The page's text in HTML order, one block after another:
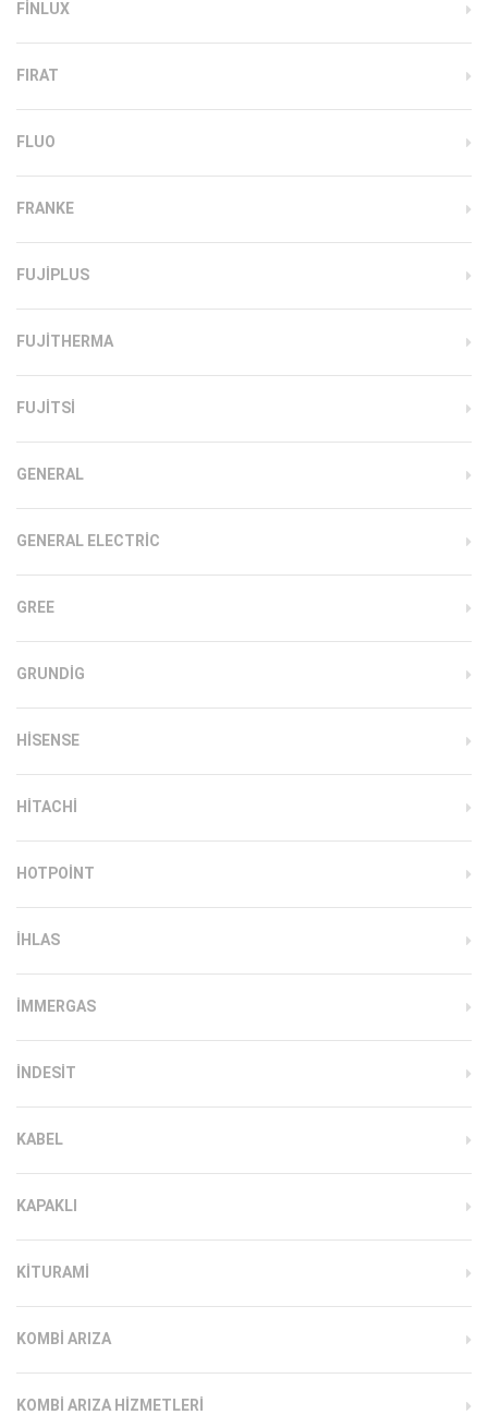
FINLUX
FIRAT
FLUO
FRANKE
FUJIPLUS
FUJITHERMA
FUJITSI
GENERAL
GENERAL ELECTRIC
GREE
GRUNDIG
HISENSE
HITACHI
HOTPOINT
IHLAS
İMMERGAS
INDESIT
KABEL
KAPAKLI
KITURAMI
KOMBI ARIZA
KOMBI ARIZA HIZMETLERI